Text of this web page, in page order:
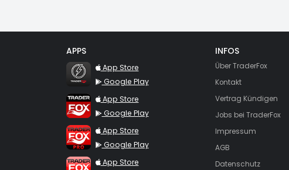
APPS
TraderFox Flash
App Store
Google Play
TraderFox App
App Store
Google Play
TraderFox Pro
App Store
Google Play
TraderFox dpa-AFX ProFeed
App Store
INFOS
Über TraderFox
Kontakt
Vertrag Kündigen
Jobs bei TraderFox
Impressum
AGB
Datenschutz